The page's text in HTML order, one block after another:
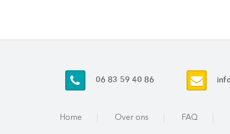
06 83 59 40 86
Home Over ons FAQ